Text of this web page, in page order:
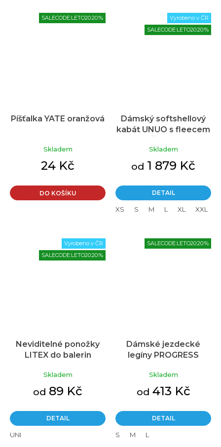
SALECODE:LETO20:20:%
Píšťalka YATE oranžová
Skladem
24 Kč
DO KOŠÍKU
Vyrobeno v ČR
SALECODE:LETO20:20:%
Dámský softshellový
kabát UNUO s fleecem
mandala
Průměrné
produktu
je
5,0
5
hvězdiček.
Skladem
od 1 879 Kč
DETAIL
XS S M L XL XXL
Vyrobeno v ČR
SALECODE:LETO20:20:%
Neviditelné ponožky
LITEX do balerin
Skladem
od 89 Kč
DETAIL
UNI
SALECODE:LETO20:20:%
Dámské jezdecké
legíny PROGRESS
Průměrné
produktu
je
5,0
5
hvězdiček.
Skladem
od 413 Kč
DETAIL
S M L